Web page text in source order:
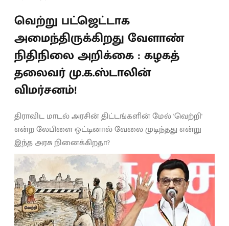
வெற்று பட்ஜெட்டாக
அமைந்திருக்கிறது வேளாண்
நிதிநிலை அறிக்கை : கழகத்
தலைவர் மு.க.ஸ்டாலின்
விமர்சனம்!
திராவிட மாடல் அரசின் திட்டங்களின் மேல் 'வெற்றி'
என்ற லேபிளை ஒட்டினால் வேலை முடிந்தது என்று
இந்த அரசு நினைக்கிறதா?